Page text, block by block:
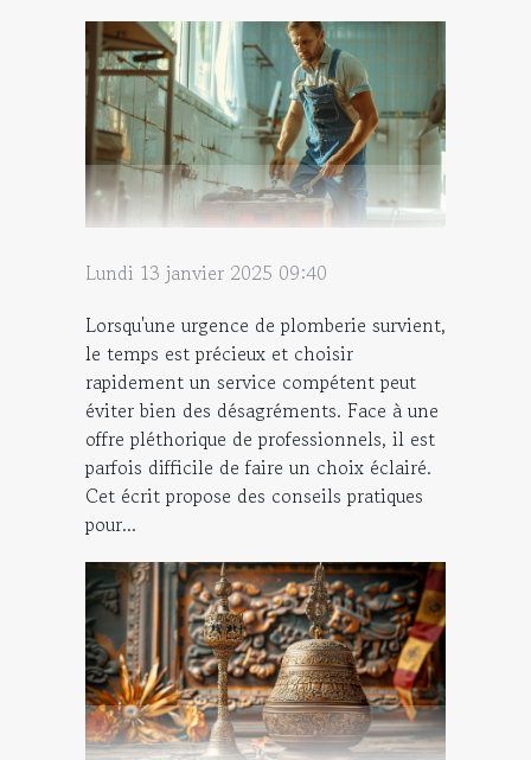
Lundi 13 janvier 2025 09:40
Lorsqu'une urgence de plomberie survient,
le temps est précieux et choisir
rapidement un service compétent peut
éviter bien des désagréments. Face à une
offre pléthorique de professionnels, il est
parfois difficile de faire un choix éclairé.
Cet écrit propose des conseils pratiques
pour...